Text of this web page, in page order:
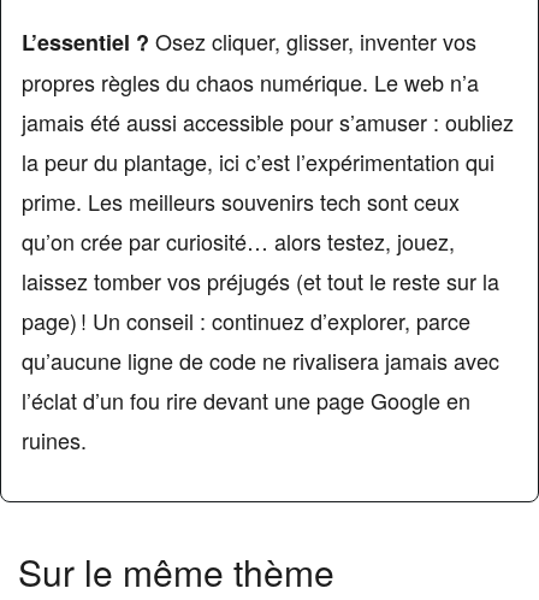
L’essentiel ? Osez cliquer, glisser, inventer vos
propres règles du chaos numérique. Le web n’a
jamais été aussi accessible pour s’amuser : oubliez
la peur du plantage, ici c’est l’expérimentation qui
prime. Les meilleurs souvenirs tech sont ceux
qu’on crée par curiosité… alors testez, jouez,
laissez tomber vos préjugés (et tout le reste sur la
page) ! Un conseil : continuez d’explorer, parce
qu’aucune ligne de code ne rivalisera jamais avec
l’éclat d’un fou rire devant une page Google en
ruines.
Sur le même thème